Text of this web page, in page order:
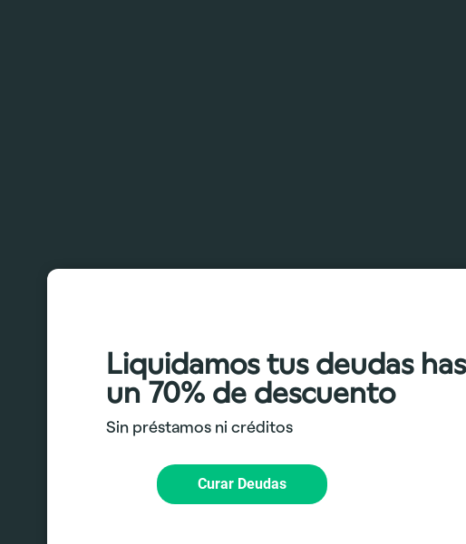
Liquidamos tus deudas
un 70% de descuento
Sin préstamos ni créditos
Curar Deudas